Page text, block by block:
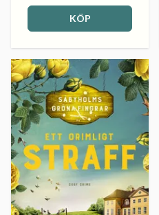
KÖP